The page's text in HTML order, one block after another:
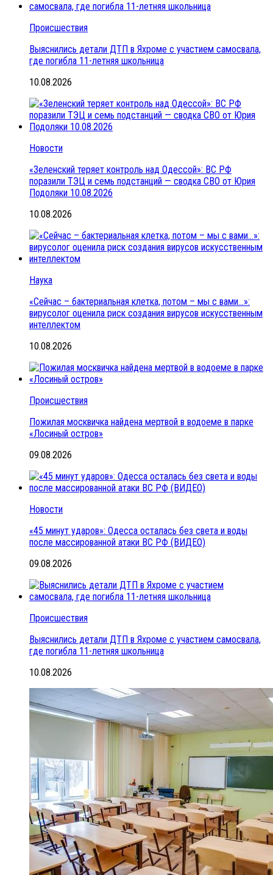
Происшествия
Выяснились детали ДТП в Яхроме с участием самосвала,
где погибла 11-летняя школьница
10.08.2026
Новости
«Зеленский теряет контроль над Одессой»: ВС РФ
поразили ТЭЦ и семь подстанций — сводка СВО от Юрия
Подоляки 10.08.2026
10.08.2026
Наука
«Сейчас – бактериальная клетка, потом – мы с вами…»:
вирусолог оценила риск создания вирусов искусственным
интеллектом
10.08.2026
Происшествия
Пожилая москвичка найдена мертвой в водоеме в парке
«Лосиный остров»
09.08.2026
Новости
«45 минут ударов»: Одесса осталась без света и воды
после массированной атаки ВС РФ (ВИДЕО)
09.08.2026
Происшествия
Выяснились детали ДТП в Яхроме с участием самосвала,
где погибла 11-летняя школьница
10.08.2026